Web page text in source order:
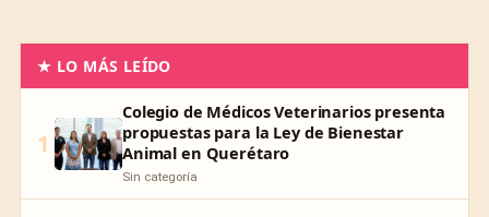
★ LO MÁS LEÍDO
1
Colegio de Médicos Veterinarios presenta
propuestas para la Ley de Bienestar
Animal en Querétaro
Sin categoría